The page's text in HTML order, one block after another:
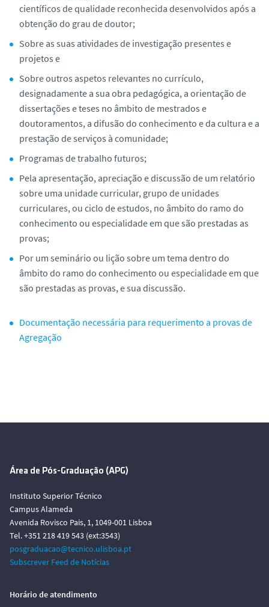
científicos de qualidade reconhecida desenvolvidos após a
obtenção do grau de doutor;
Sobre as suas atividades de investigação presentes e
projetos e
Sobre outros aspetos relevantes no currículo,
designadamente a sua obra pedagógica, a orientação de
dissertações e teses no âmbito de mestrados e
doutoramentos, a difusão do conhecimento e da cultura e a
prestação de serviços à comunidade;
Programas de trabalho futuros;
Pela apresentação, apreciação e discussão de um relatório
sobre uma unidade curricular, grupo de unidades
curriculares, ou ciclo de estudos, no âmbito do ramo do
conhecimento ou especialidade em que são prestadas as
provas;
Por um seminário ou lição sobre um tema dentro do
âmbito do ramo do conhecimento ou especialidade em que
são prestadas as provas, e sua discussão.
Documentação necessária para requerimento a provas de
Agregação
Área de Pós-Graduação (APG)
Instituto Superior Técnico
Campus Alameda
Avenida Rovisco Pais, 1, 1049-001 Lisboa
Tel. +351 218 419 543 (ext:3543)
posgraduacao@tecnico.ulisboa.pt
Subscrever Feed de Notícias
Horário de atendimento